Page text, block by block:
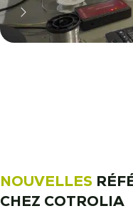
NOUVELLES
CHEZ COTROLIA